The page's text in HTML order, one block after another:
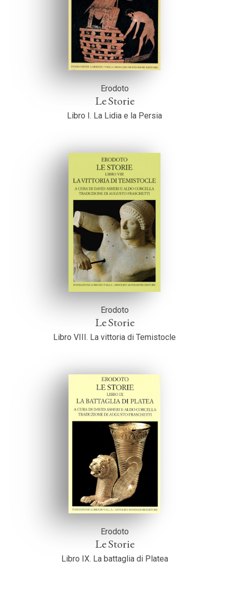
Erodoto
Le Storie
Libro I. La Lidia e la Persia
Erodoto
Le Storie
Libro VIII. La vittoria di Temistocle
Erodoto
Le Storie
Libro IX. La battaglia di Platea